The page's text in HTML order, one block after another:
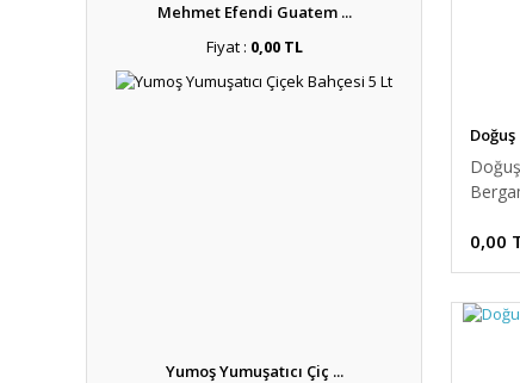
Mehmet Efendi Guatem ...
Fiyat : 0,00 TL
Yumoş Yumuşatıcı Çiç ...
Doğuş
0,00